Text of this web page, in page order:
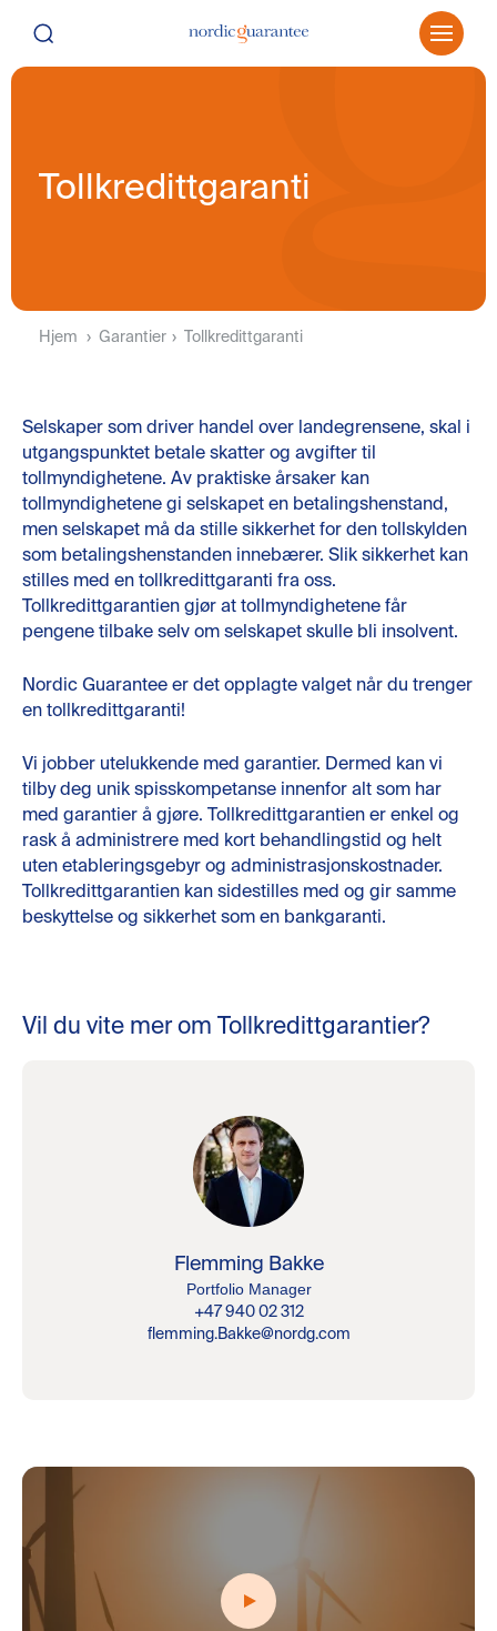
Tollkredittgaranti
Hjem Garantier Tollkredittgaranti
Selskaper som driver handel over landegrensene, skal i
utgangspunktet betale skatter og avgifter til
tollmyndighetene. Av praktiske årsaker kan
tollmyndighetene gi selskapet en betalingshenstand,
men selskapet må da stille sikkerhet for den tollskylden
som betalingshenstanden innebærer. Slik sikkerhet kan
stilles med en tollkredittgaranti fra oss.
Tollkredittgarantien gjør at tollmyndighetene får
pengene tilbake selv om selskapet skulle bli insolvent.
Nordic Guarantee er det opplagte valget når du trenger
en tollkredittgaranti!
Vi jobber utelukkende med garantier. Dermed kan vi
tilby deg unik spisskompetanse innenfor alt som har
med garantier å gjøre. Tollkredittgarantien er enkel og
rask å administrere med kort behandlingstid og helt
uten etableringsgebyr og administrasjonskostnader.
Tollkredittgarantien kan sidestilles med og gir samme
beskyttelse og sikkerhet som en bankgaranti.
Vil du vite mer om Tollkredittgarantier?
Flemming Bakke
Portfolio Manager
+47 940 02 312
flemming.Bakke@nordg.com